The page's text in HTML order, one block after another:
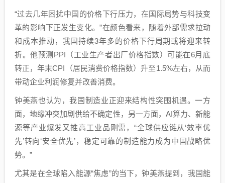
“过去几年困扰中国的价格下行压力，在国际局势与科技变
革的影响下正发生变化。”在颜色看来，随着外部需求拉动
和成本推动，我国持续3年多的价格下行周期或将迎来转
折。他预测PPI（工业生产者出厂价格指数）可能在6月底
转正，年末CPI（居民消费价格指数）升至1.5%左右，从而
带动企业利润修复并改善消费。
钟美燕也认为，我国制造业正迎来结构性突围机遇。一方
面，地缘冲突加剧供给不确定性，另一方面，AI算力、新能
源等产业爆发又推高工业品刚需，“全球供应链从‘效率优
先’转向‘安全优先’，稳定可靠的制造能力成为中国战略优
势。”
尤其是在全球陷入能源“焦虑”的当下，钟美燕提到，我国能